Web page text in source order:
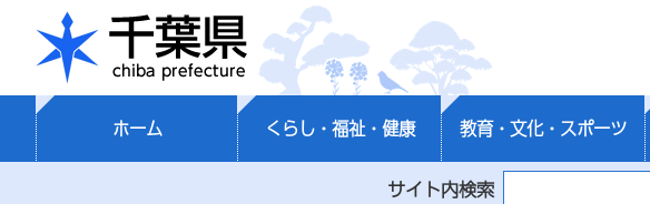
千葉県
ホーム くらし・福祉・健康 教育・文化・スポーツ
サイト内検索